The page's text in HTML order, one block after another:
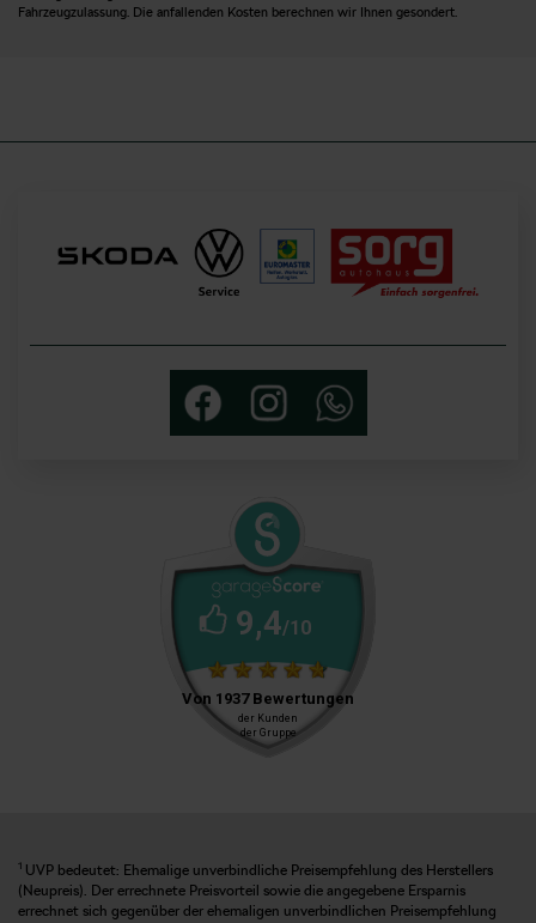
Fahrzeugzulassung. Die anfallenden Kosten berechnen wir Ihnen gesondert.
1 UVP bedeutet: Ehemalige unverbindliche Preisempfehlung des Herstellers
(Neupreis). Der errechnete Preisvorteil sowie die angegebene Ersparnis
errechnet sich gegenüber der ehemaligen unverbindlichen Preisempfehlung